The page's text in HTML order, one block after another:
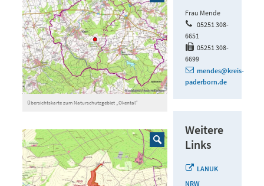
Übersichtskarte zum Naturschutzgebiet „Okental“
Frau Mende
05251 308-
6651
05251 308-
6699
mendes@kreis-
paderborn.de
Weitere
Links
LANUK
NRW